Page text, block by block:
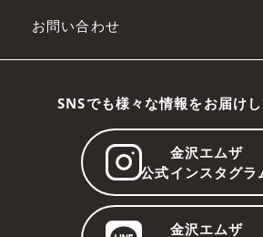
お問い合わせ
SNSでも様々な情報をお届け
金沢エムザ
公式インスタグラ
金沢エムザ